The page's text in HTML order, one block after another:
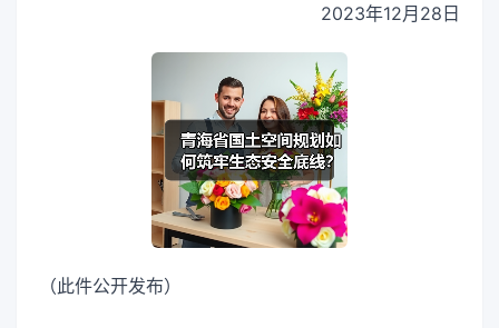
2023年12月28日
（此件公开发布）